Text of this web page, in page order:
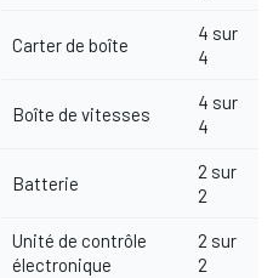
Carter de boîte
4 sur
4
Boîte de vitesses
4 sur
4
Batterie
2 sur
2
Unité de contrôle
électronique
2 sur
2